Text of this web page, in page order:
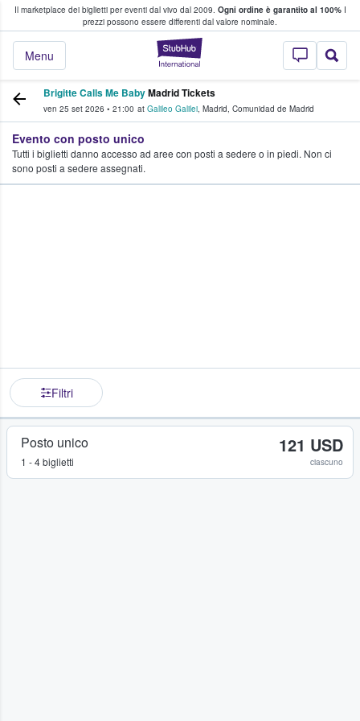
Il marketplace dei biglietti per eventi dal vivo dal 2009. Ogni ordine è garantito al 100%I
prezzi possono essere differenti dal valore nominale.
StubHub - Dove
Menu
fan comprano e vendono biglietti
Brigitte Calls Me BabyMadrid Tickets
ven 25 set 2026 • 21:00 at Galileo Galilei, Madrid, Comunidad de Madrid
Evento con posto unico
Tutti i biglietti danno accesso ad aree con posti a sedere o in piedi. Non ci
sono posti a sedere assegnati.
Filtri
Posto unico
1 - 4 biglietti
121 USD
ciascuno